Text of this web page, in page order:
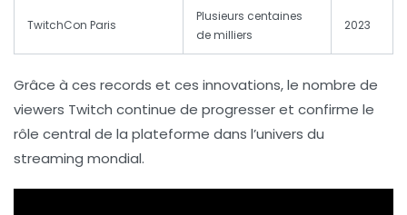
TwitchCon Paris
Plusieurs centaines
de milliers
2023
Grâce à ces records et ces innovations,le nombre de
viewers Twitch continue de progresser et confirme le
rôle central de la plateforme dans l’univers du
streaming mondial.